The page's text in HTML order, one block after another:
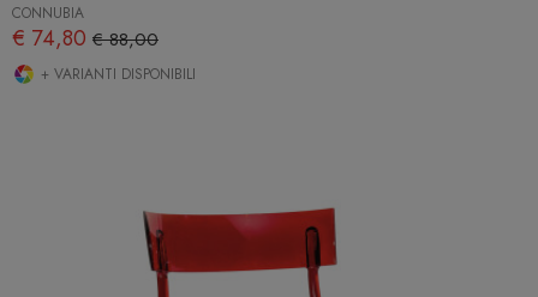
CONNUBIA
€ 74,80 € 88,00
+ VARIANTI DISPONIBILI